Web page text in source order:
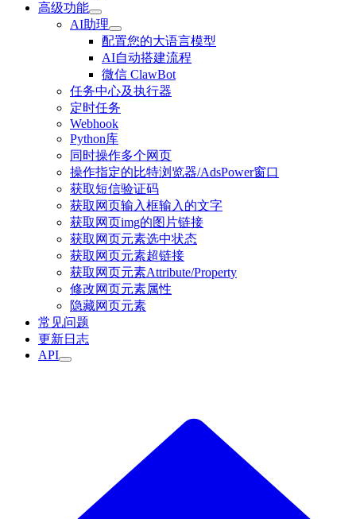
高级功能
AI助理
配置您的大语言模型
AI自动搭建流程
微信 ClawBot
任务中心及执行器
定时任务
Webhook
Python库
同时操作多个网页
操作指定的比特浏览器/AdsPower窗口
获取短信验证码
获取网页输入框输入的文字
获取网页img的图片链接
获取网页元素选中状态
获取网页元素超链接
获取网页元素Attribute/Property
修改网页元素属性
隐藏网页元素
常见问题
更新日志
API